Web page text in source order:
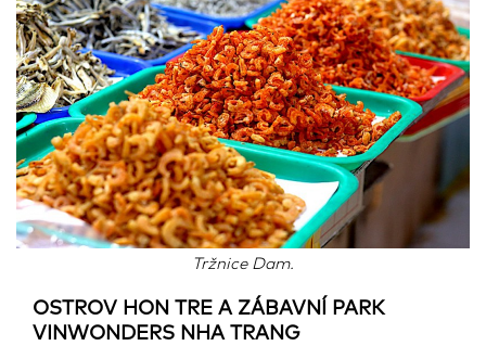
Tržnice Dam.
OSTROV HON TRE A ZÁBAVNÍ PARK
VINWONDERS NHA TRANG